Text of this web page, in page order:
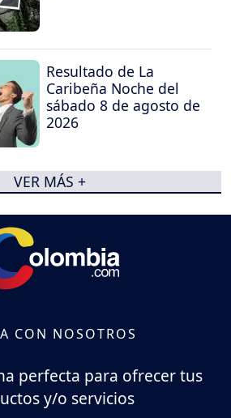
Resultado de La
Caribeña Noche del
sábado 8 de agosto de
2026
VER MÁS +
CON NOSOTROS
perfecta para ofrecer tus
y/o servicios